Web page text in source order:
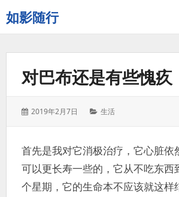
如影随行
如
果
对巴布还是有些愧疚
发
2019年2月7日
分
生活
首先是我对它消极治疗，它心脏依
可以更长寿一些的，它从不吃东西
个星期，它的生命本不应该就这样